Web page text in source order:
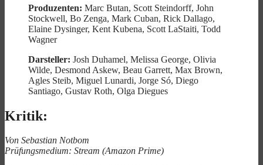
Produzenten: Marc Butan, Scott Steindorff, John
Stockwell, Bo Zenga, Mark Cuban, Rick Dallago,
Elaine Dysinger, Kent Kubena, Scott LaStaiti, Todd
Wagner
Darsteller: Josh Duhamel, Melissa George, Olivia
Wilde, Desmond Askew, Beau Garrett, Max Brown,
Agles Steib, Miguel Lunardi, Jorge Só, Diego
Santiago, Gustav Roth, Olga Diegues
Kritik:
Von Sebastian Notbom
Prüfungsmedium: Stream (Amazon Prime)